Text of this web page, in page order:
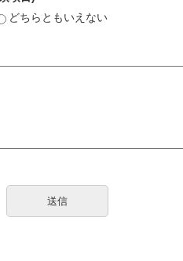
どちらともいえない